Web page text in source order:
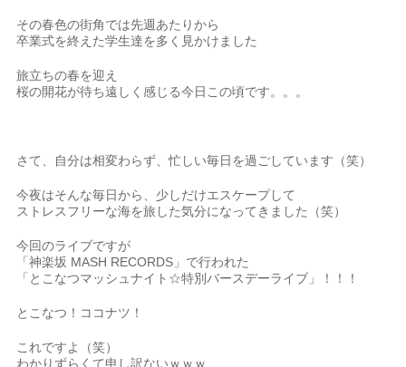
その春色の街角では先週あたりから
卒業式を終えた学生達を多く見かけました
旅立ちの春を迎え
桜の開花が待ち遠しく感じる今日この頃です。。。
さて、自分は相変わらず、忙しい毎日を過ごしています（笑）
今夜はそんな毎日から、少しだけエスケープして
ストレスフリーな海を旅した気分になってきました（笑）
今回のライブですが
「神楽坂 MASH RECORDS」で行われた
「とこなつマッシュナイト☆特別バースデーライブ」！！！
とこなつ！ココナツ！
これですよ（笑）
わかりずらくて申し訳ないｗｗｗ